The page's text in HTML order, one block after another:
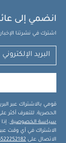
انضمي إلى
اشترك في نشرتنا
قومي بالاشتراك عبر
الحصرية. للتعرف أكثر
سياسة الخصوصية .
الاشتراك في أي وقت عبر
الاتصال على